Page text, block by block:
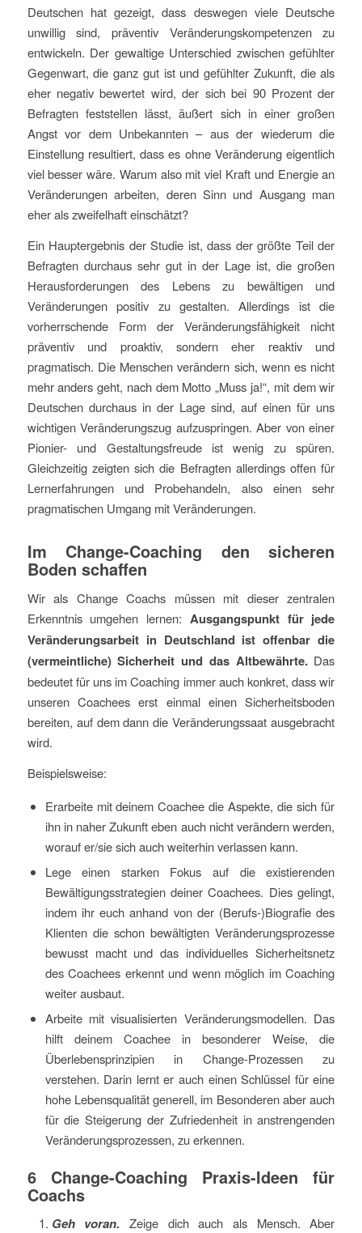
Deutschen hat gezeigt, dass deswegen viele Deutsche
unwillig sind, präventiv Veränderungskompetenzen zu
entwickeln. Der gewaltige Unterschied zwischen gefühlter
Gegenwart, die ganz gut ist und gefühlter Zukunft, die als
eher negativ bewertet wird, der sich bei 90 Prozent der
Befragten feststellen lässt, äußert sich in einer großen
Angst vor dem Unbekannten – aus der wiederum die
Einstellung resultiert, dass es ohne Veränderung eigentlich
viel besser wäre. Warum also mit viel Kraft und Energie an
Veränderungen arbeiten, deren Sinn und Ausgang man
eher als zweifelhaft einschätzt?
Ein Hauptergebnis der Studie ist, dass der größte Teil der
Befragten durchaus sehr gut in der Lage ist, die großen
Herausforderungen des Lebens zu bewältigen und
Veränderungen positiv zu gestalten. Allerdings ist die
vorherrschende Form der Veränderungsfähigkeit nicht
präventiv und proaktiv, sondern eher reaktiv und
pragmatisch. Die Menschen verändern sich, wenn es nicht
mehr anders geht, nach dem Motto „Muss ja!“, mit dem wir
Deutschen durchaus in der Lage sind, auf einen für uns
wichtigen Veränderungszug aufzuspringen. Aber von einer
Pionier- und Gestaltungsfreude ist wenig zu spüren.
Gleichzeitig zeigten sich die Befragten allerdings offen für
Lernerfahrungen und Probehandeln, also einen sehr
pragmatischen Umgang mit Veränderungen.
Im Change-Coaching den sicheren
Boden schaffen
Wir als Change Coachs müssen mit dieser zentralen
Erkenntnis umgehen lernen: Ausgangspunkt für jede
Veränderungsarbeit in Deutschland ist offenbar die
(vermeintliche) Sicherheit und das Altbewährte.Das
bedeutet für uns im Coaching immer auch konkret, dass wir
unseren Coachees erst einmal einen Sicherheitsboden
bereiten, auf dem dann die Veränderungssaat ausgebracht
wird.
Beispielsweise:
Erarbeite mit deinem Coachee die Aspekte, die sich für
ihn in naher Zukunft eben auch nicht verändern werden,
worauf er/sie sich auch weiterhin verlassen kann.
Lege einen starken Fokus auf die existierenden
Bewältigungsstrategien deiner Coachees. Dies gelingt,
indem ihr euch anhand von der (Berufs-)Biografie des
Klienten die schon bewältigten Veränderungsprozesse
bewusst macht und das individuelles Sicherheitsnetz
des Coachees erkennt und wenn möglich im Coaching
weiter ausbaut.
Arbeite mit visualisierten Veränderungsmodellen. Das
hilft deinem Coachee in besonderer Weise, die
Überlebensprinzipien in Change-Prozessen zu
verstehen. Darin lernt er auch einen Schlüssel für eine
hohe Lebensqualität generell, im Besonderen aber auch
für die Steigerung der Zufriedenheit in anstrengenden
Veränderungsprozessen, zu erkennen.
6 Change-Coaching Praxis-Ideen für
Coachs
Geh voran. Zeige dich auch als Mensch. Aber